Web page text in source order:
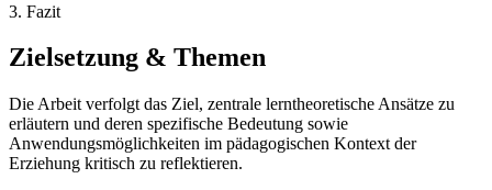
3. Fazit
Zielsetzung & Themen
Die Arbeit verfolgt das Ziel, zentrale lerntheoretische Ansätze zu
erläutern und deren spezifische Bedeutung sowie
Anwendungsmöglichkeiten im pädagogischen Kontext der
Erziehung kritisch zu reflektieren.